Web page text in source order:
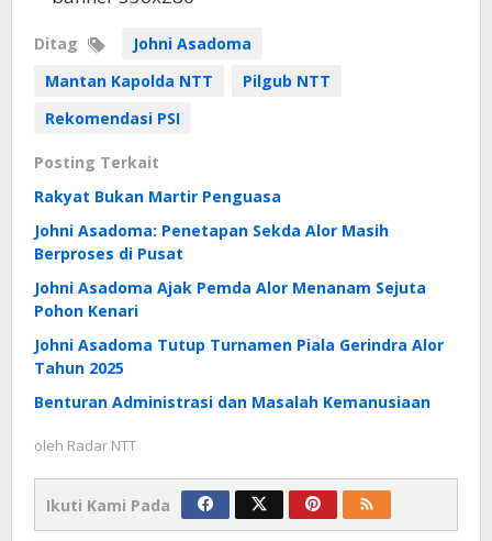
Ditag
Johni Asadoma
Mantan Kapolda NTT
Pilgub NTT
Rekomendasi PSI
Posting Terkait
Rakyat Bukan Martir Penguasa
Johni Asadoma: Penetapan Sekda Alor Masih
Berproses di Pusat
Johni Asadoma Ajak Pemda Alor Menanam Sejuta
Pohon Kenari
Johni Asadoma Tutup Turnamen Piala Gerindra Alor
Tahun 2025
Benturan Administrasi dan Masalah Kemanusiaan
oleh Radar NTT
Ikuti Kami Pada